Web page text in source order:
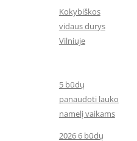
Kokybiškos
vidaus durys
Vilniuje
5 būdų
panaudoti lauko
namelį vaikams
2026 6 būdų